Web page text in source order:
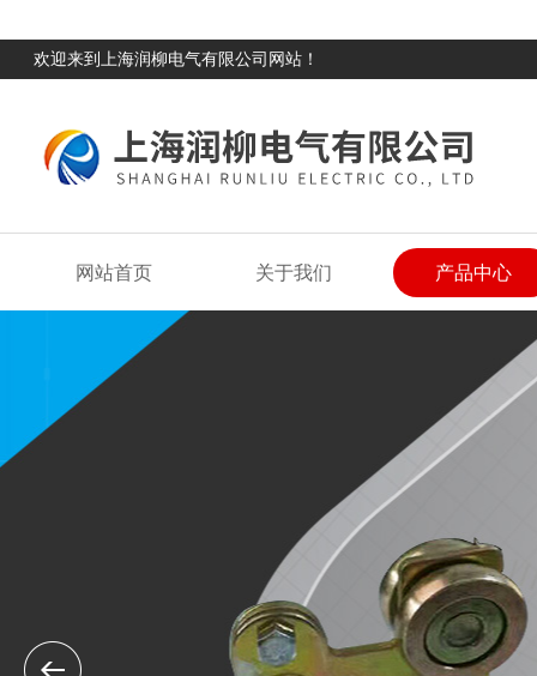
欢迎来到上海润柳电气有限公司网站！
网站首页 关于我们 产品中心